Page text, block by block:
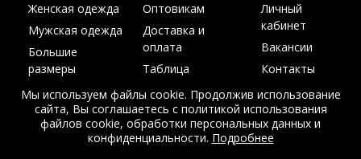
Женская одежда
Мужская одежда
Большие
размеры
Акции
Оптовикам
Доставка и
оплата
Таблица
Личный
кабинет
Вакансии
Контакты
Мы используем файлы cookie. Продолжив использование
сайта, Вы соглашаетесь с политикой использования
файлов cookie, обработки персональных данных и
конфиденциальности. Подробнее